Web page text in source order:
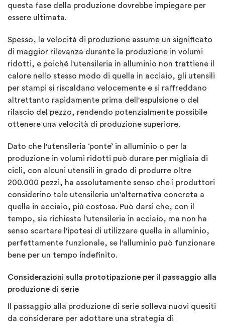
questa fase della produzione dovrebbe impiegare per
essere ultimata.
Spesso, la velocità di produzione assume un significato
di maggior rilevanza durante la produzione in volumi
ridotti, e poiché l'utensileria in alluminio non trattiene il
calore nello stesso modo di quella in acciaio, gli utensili
per stampi si riscaldano velocemente e si raffreddano
altrettanto rapidamente prima dell'espulsione o del
rilascio del pezzo, rendendo potenzialmente possibile
ottenere una velocità di produzione superiore.
Dato che l'utensileria ‘ponte’ in alluminio o per la
produzione in volumi ridotti può durare per migliaia di
cicli, con alcuni utensili in grado di produrre oltre
200.000 pezzi, ha assolutamente senso che i produttori
considerino tale utensileria un'alternativa concreta a
quella in acciaio, più costosa. Può darsi che, con il
tempo, sia richiesta l'utensileria in acciaio, ma non ha
senso scartare l'ipotesi di utilizzare quella in alluminio,
perfettamente funzionale, se l'alluminio può funzionare
bene per un tempo indefinito.
Considerazioni sulla prototipazione per il passaggio alla
produzione di serie
Il passaggio alla produzione di serie solleva nuovi quesiti
da considerare per adottare una strategia di